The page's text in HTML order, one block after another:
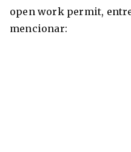
open work permit,
mencionar: